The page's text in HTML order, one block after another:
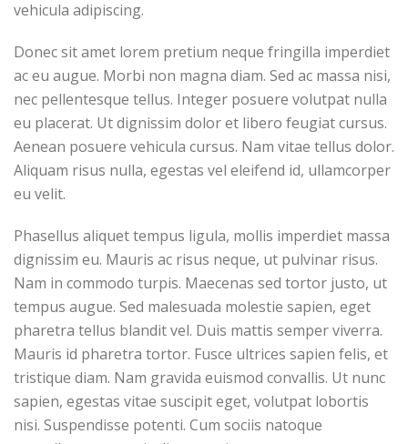
vehicula adipiscing.
Donec sit amet lorem pretium neque fringilla imperdiet
ac eu augue. Morbi non magna diam. Sed ac massa nisi,
nec pellentesque tellus. Integer posuere volutpat nulla
eu placerat. Ut dignissim dolor et libero feugiat cursus.
Aenean posuere vehicula cursus. Nam vitae tellus dolor.
Aliquam risus nulla, egestas vel eleifend id, ullamcorper
eu velit.
Phasellus aliquet tempus ligula, mollis imperdiet massa
dignissim eu. Mauris ac risus neque, ut pulvinar risus.
Nam in commodo turpis. Maecenas sed tortor justo, ut
tempus augue. Sed malesuada molestie sapien, eget
pharetra tellus blandit vel. Duis mattis semper viverra.
Mauris id pharetra tortor. Fusce ultrices sapien felis, et
tristique diam. Nam gravida euismod convallis. Ut nunc
sapien, egestas vitae suscipit eget, volutpat lobortis
nisi. Suspendisse potenti. Cum sociis natoque